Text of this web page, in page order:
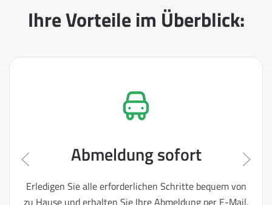
Ihre Vorteile im Überblick:
Abmeldung sofort
Erledigen Sie alle erforderlichen Schritte bequem von
zu Hause und erhalten Sie Ihre Abmeldung per E-Mail.